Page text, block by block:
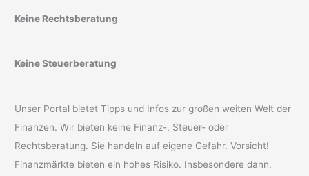
Keine Rechtsberatung
Keine Steuerberatung
Unser Portal bietet Tipps und Infos zur großen weiten Welt der
Finanzen. Wir bieten keine Finanz-, Steuer- oder
Rechtsberatung. Sie handeln auf eigene Gefahr. Vorsicht!
Finanzmärkte bieten ein hohes Risiko. Insbesondere dann,